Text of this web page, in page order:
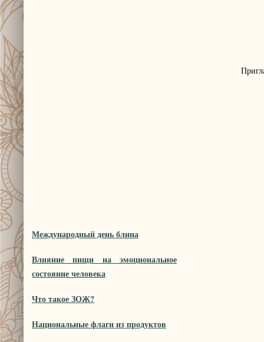
Международный день блина
Влияние пищи на эмоциональное
состояние человека
Что такое ЗОЖ?
Национальные флаги из продуктов